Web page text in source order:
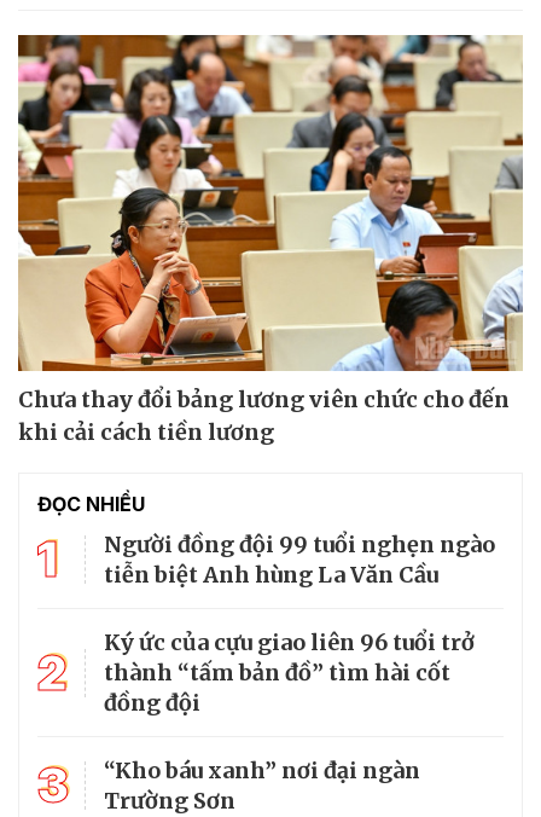
Chưa thay đổi bảng lương viên chức cho đến
khi cải cách tiền lương
ĐỌC NHIỀU
1
Người đồng đội 99 tuổi nghẹn ngào
tiễn biệt Anh hùng La Văn Cầu
2
Ký ức của cựu giao liên 96 tuổi trở
thành “tấm bản đồ” tìm hài cốt
đồng đội
3
“Kho báu xanh” nơi đại ngàn
Trường Sơn